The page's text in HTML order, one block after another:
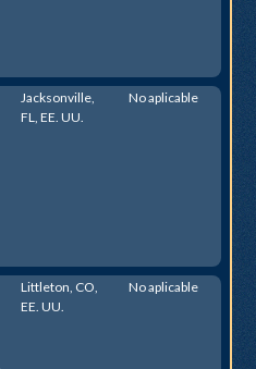
Jacksonville,
FL, EE. UU.
No aplicable
Littleton, CO,
EE. UU.
No aplicable